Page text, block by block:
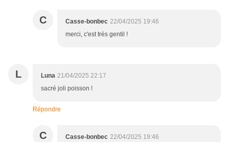
C Casse-bonbec 22/04/2025 19:46
merci, c'est très gentil !
L Luna 21/04/2025 22:17
sacré joli poisson !
Répondre
C Casse-bonbec 22/04/2025 19:46